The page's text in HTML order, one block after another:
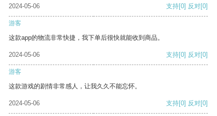
2024-05-06 支持[0] 反对[0]
游客
这款app的物流非常快捷，我下单后很快就能收到商品。
2024-05-06 支持[0] 反对[0]
游客
这款游戏的剧情非常感人，让我久久不能忘怀。
2024-05-06 支持[0] 反对[0]